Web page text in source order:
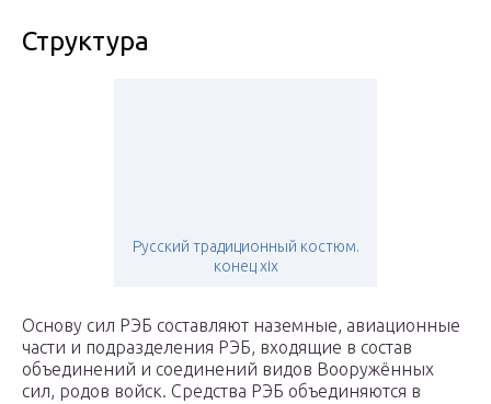
Структура
Русский традиционный костюм.
конец xix
Основу сил РЭБ составляют наземные, авиационные
части и подразделения РЭБ, входящие в состав
объединений и соединений видов Вооружённых
сил, родов войск. Средства РЭБ объединяются в